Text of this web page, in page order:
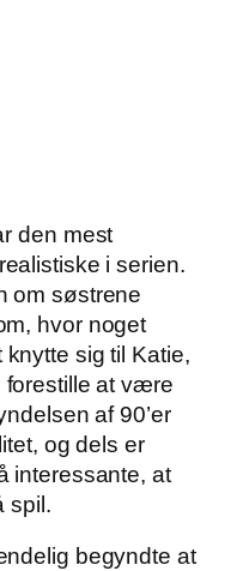
den mest
i serien.
om søstrene
hvor noget
sig til Katie,
forestille at være
af 90’er
og dels er
interessante, at
spil.
begyndte at